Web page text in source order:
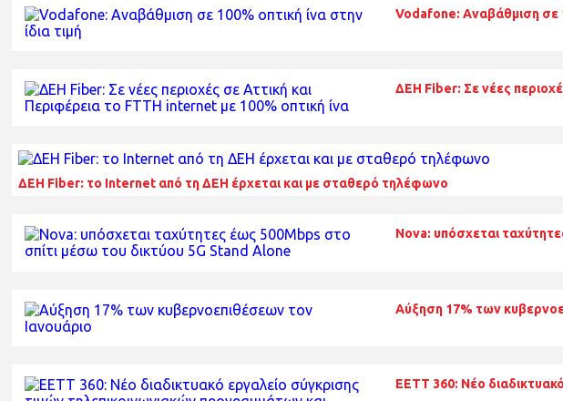
Vodafone: Αναβάθμιση σε
ΔΕΗ Fiber: Σε νέες
ΔΕΗ Fiber: το Internet από τη ΔΕΗ έρχεται και με σταθερό τηλέφωνο
Nova: υπόσχεται
Αύξηση 17% των
ΕΕΤΤ 360: Νέο